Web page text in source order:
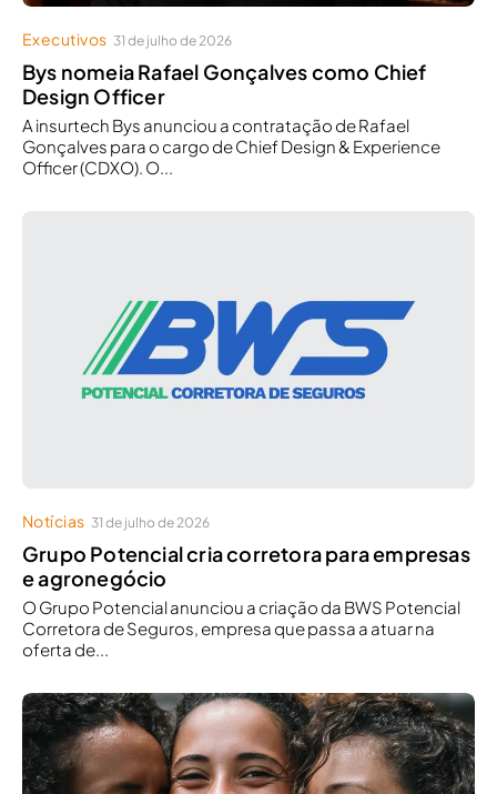
Executivos 31 de julho de 2026
Bys nomeia Rafael Gonçalves como Chief
Design Officer
A insurtech Bys anunciou a contratação de Rafael
Gonçalves para o cargo de Chief Design & Experience
Officer (CDXO). O...
Notícias 31 de julho de 2026
Grupo Potencial cria corretora para empresas
e agronegócio
O Grupo Potencial anunciou a criação da BWS Potencial
Corretora de Seguros, empresa que passa a atuar na
oferta de...